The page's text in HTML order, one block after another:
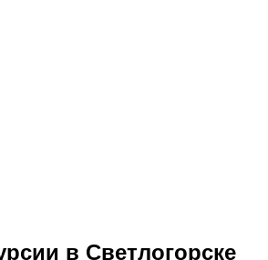
в Светлогорске